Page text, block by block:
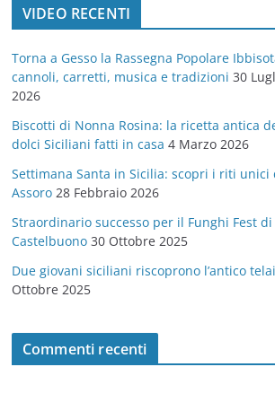
o
r
e
VIDEO RECENTI
Torna a Gesso la Rassegna Popolare
cannoli, carretti, musica e tradizioni 30
2026
Biscotti di Nonna Rosina: la ricetta antica
dolci Siciliani fatti in casa 4 Marzo 2026
Settimana Santa in Sicilia: scopri i riti unici
Assoro 28 Febbraio 2026
Straordinario successo per il Funghi Fest di
Castelbuono 30 Ottobre 2025
Due giovani siciliani riscoprono l’antico
Ottobre 2025
Commenti recenti